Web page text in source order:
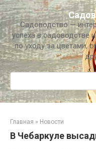
Перейти
к
контентуСадоводство —
успеха в садоводстве
по уходу за цветами,
Поиск:
Главная » Новости
В Чебаркуле